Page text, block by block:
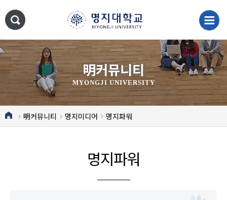
明커뮤니티
MYONGJI UNIVERSITY
明커뮤니티 명지미디어 명지파워
명지파워